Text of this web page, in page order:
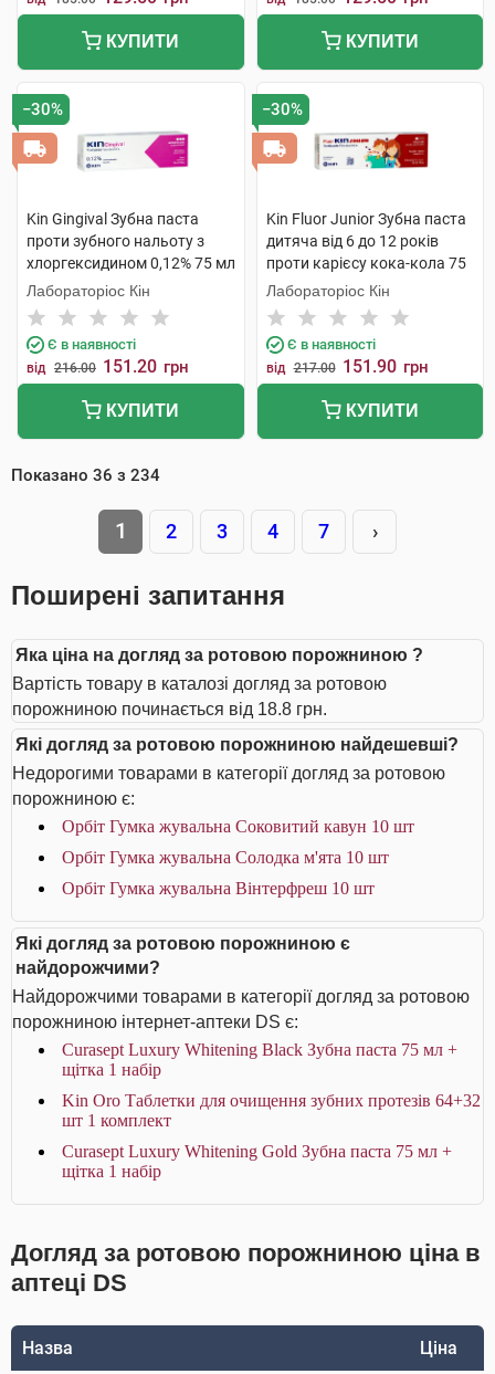
КУПИТИ КУПИТИ
−30%
Kin Gingival Зубна паста
проти зубного нальоту з
хлоргексидином 0,12% 75 мл
1 туба
Лабораторіос Кін
Є в наявності
від 216.00 151.20 грн
КУПИТИ
−30%
Kin Fluor Junior Зубна паста
дитяча від 6 до 12 років
проти карієсу кока-кола 75
мл 1 туба
Лабораторіос Кін
Є в наявності
від 217.00 151.90 грн
КУПИТИ
Показано 36 з 234
1 2 3 4 7 ›
Поширені запитання
Яка ціна на догляд за ротовою порожниною ?
Вартість товару в каталозі догляд за ротовою
порожниною починається від 18.8 грн.
Які догляд за ротовою порожниною найдешевші?
Недорогими товарами в категорії догляд за ротовою
порожниною є:
Орбіт Гумка жувальна Соковитий кавун 10 шт
Орбіт Гумка жувальна Солодка м'ята 10 шт
Орбіт Гумка жувальна Вінтерфреш 10 шт
Які догляд за ротовою порожниною є
найдорожчими?
Найдорожчими товарами в категорії догляд за ротовою
порожниною інтернет-аптеки DS є:
Curasept Luxury Whitening Black Зубна паста 75 мл +
щітка 1 набір
Kin Oro Таблетки для очищення зубних протезів 64+32
шт 1 комплект
Curasept Luxury Whitening Gold Зубна паста 75 мл +
щітка 1 набір
Догляд за ротовою порожниною ціна в
аптеці DS
Назва Ціна